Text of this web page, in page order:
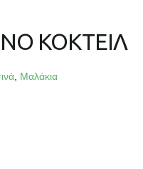
ΚΟΚΤΕΙΛ
Μαλάκια